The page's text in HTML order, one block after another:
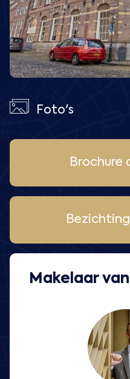
Foto's
Brochure
Makelaar